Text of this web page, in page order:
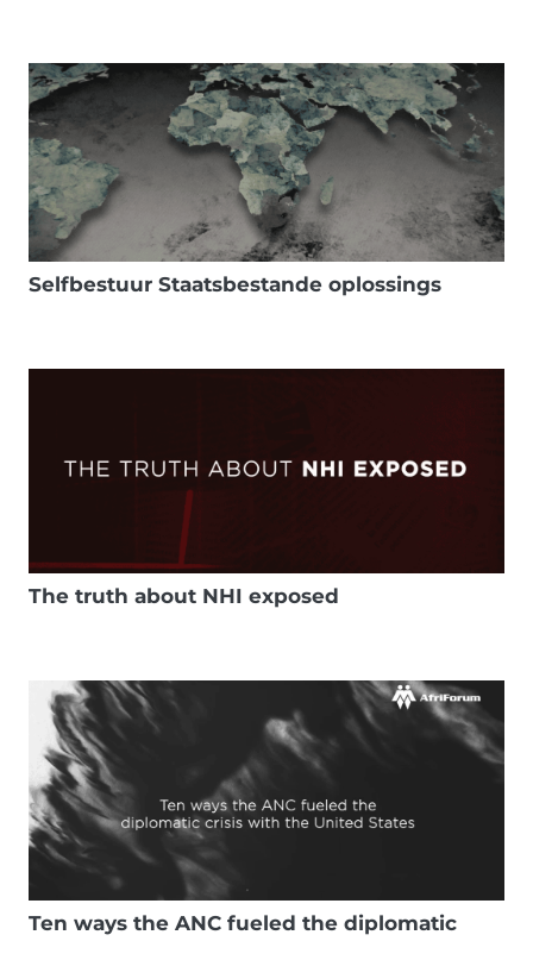
Selfbestuur Staatsbestande oplossings
The truth about NHI exposed
Ten ways the ANC fueled the diplomatic